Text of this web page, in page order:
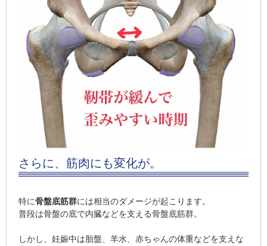
さらに、筋肉にも変化が。
特に骨盤底筋群には相当のダメージが起こります。
普段は骨盤の底で内臓などを支える骨盤底筋群。
しかし、妊娠中は胎盤、羊水、赤ちゃんの体重などを支えな